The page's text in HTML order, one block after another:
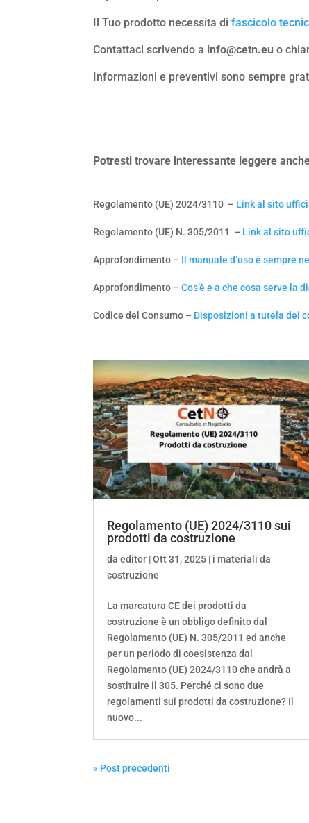
Il Tuo prodotto necessita difascicolo
Contattaci scrivendo a info@cetn.eu o
Informazioni e preventivi sono sempre
Potresti trovare interessante leggere
Regolamento (UE) 2024/3110 – Link al sito
Regolamento (UE) N. 305/2011 – Link al sito
Approfondimento – Il manuale d’uso è sempre
Approfondimento –Cos’è e a che cosa serve la
Codice del Consumo – Disposizioni a tutela dei
Regolamento (UE) 2024/3110 sui
prodotti da costruzione
daeditor |Ott 31, 2025 | i materiali da
costruzione
La marcatura CE dei prodotti da
costruzione è un obbligo definito dal
Regolamento (UE) N. 305/2011 ed anche
per un periodo di coesistenza dal
Regolamento (UE) 2024/3110 che andrà a
sostituire il 305. Perché ci sono due
regolamenti sui prodotti da costruzione? Il
nuovo...
« Post precedenti